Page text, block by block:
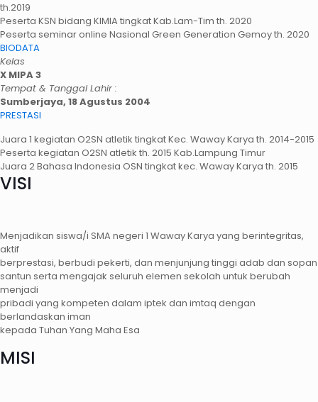
th.2019
Peserta KSN bidang KIMIA tingkat Kab.Lam-Tim th. 2020
Peserta seminar online Nasional Green Generation Gemoy th. 2020
BIODATA
Kelas
X MIPA 3
Tempat & Tanggal Lahir :
Sumberjaya, 18 Agustus 2004
PRESTASI
Juara 1 kegiatan O2SN atletik tingkat Kec. Waway Karya th. 2014-2015
Peserta kegiatan O2SN atletik th. 2015 Kab.Lampung Timur
Juara 2 Bahasa Indonesia OSN tingkat kec. Waway Karya th. 2015
VISI
Menjadikan siswa/i SMA negeri 1 Waway Karya yang berintegritas,
aktif
berprestasi, berbudi pekerti, dan menjunjung tinggi adab dan sopan
santun serta mengajak seluruh elemen sekolah untuk berubah
menjadi
pribadi yang kompeten dalam iptek dan imtaq dengan
berlandaskan iman
kepada Tuhan Yang Maha Esa
MISI